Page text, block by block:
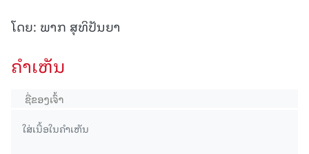
ໂດຍ: ພາກ ສຸທິປັນຍາ
ຄໍາເຫັນ